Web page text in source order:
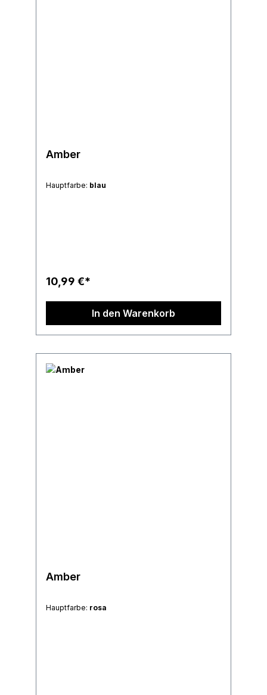
Amber
Hauptfarbe: blau
10,99 €*
In den Warenkorb
Amber
Hauptfarbe: rosa